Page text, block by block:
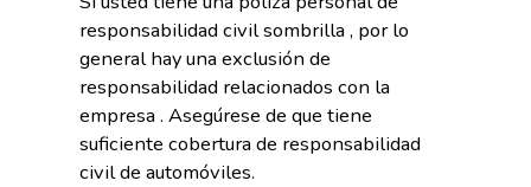
responsabilidad civil sombrilla , por lo
general hay una exclusión de
responsabilidad relacionados con la
empresa . Asegúrese de que tiene
suficiente cobertura de responsabilidad
civil de automóviles.